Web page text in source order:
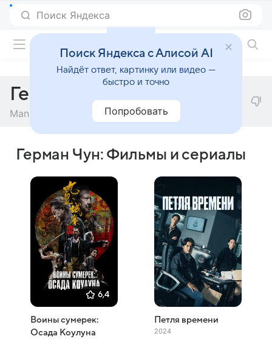
Поиск Яндекса
Герман Чун
Man Kit Cheung
Герман Чун: Фильмы и сериалы
6,4
Воины сумерек:
Осада Коулуна
Петля времени
2024
Поиск Яндекса с Алисой AI
Найдёт ответ, картинку или видео —
быстро и точно
Попробовать